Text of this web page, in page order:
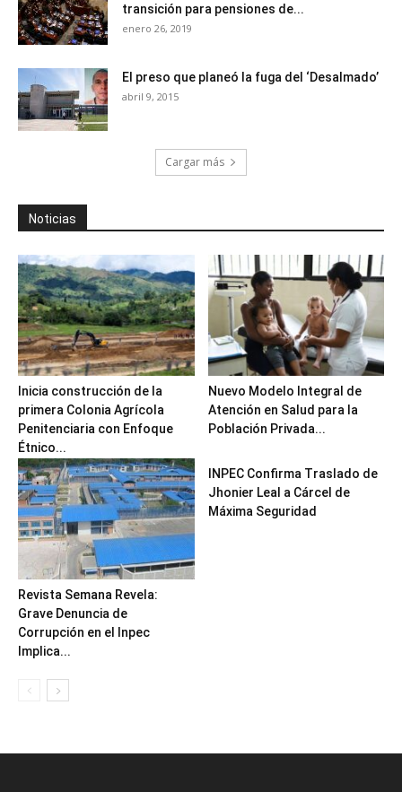
transición para pensiones de...
enero 26, 2019
El preso que planeó la fuga del ‘Desalmado’
abril 9, 2015
Cargar más
Noticias
Inicia construcción de la
primera Colonia Agrícola
Penitenciaria con Enfoque
Étnico...
Nuevo Modelo Integral de
Atención en Salud para la
Población Privada...
Revista Semana Revela:
Grave Denuncia de
Corrupción en el Inpec
Implica...
INPEC Confirma Traslado de
Jhonier Leal a Cárcel de
Máxima Seguridad